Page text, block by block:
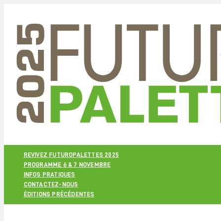
REVIVEZ FUTUROPALETTES 2025
PROGRAMME 6 & 7 NOVEMBRE
INFOS PRATIQUES
CONTACTEZ-NOUS
ÉDITIONS PRÉCÉDENTES